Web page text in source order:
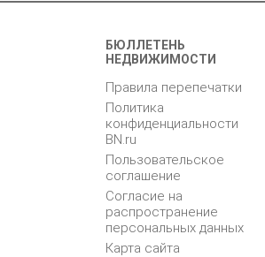
БЮЛЛЕТЕНЬ
НЕДВИЖИМОСТИ
Правила перепечатки
Политика
конфиденциальности
BN.ru
Пользовательское
соглашение
Согласие на
распространение
персональных данных
Карта сайта